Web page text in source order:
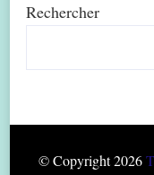
Rechercher
© Copyright 2026